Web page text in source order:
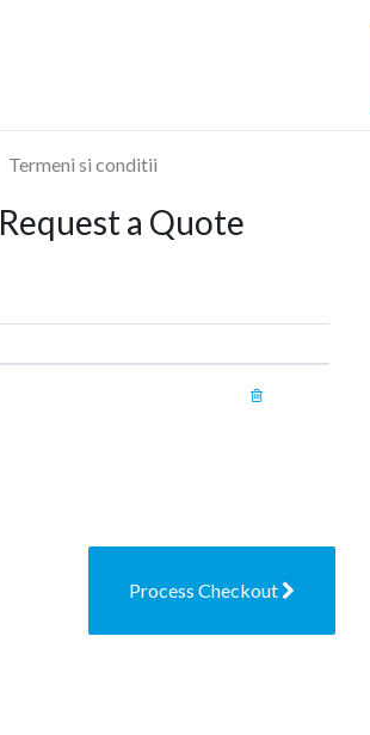
Termeni si conditii
Request a Quote
Process Checkout